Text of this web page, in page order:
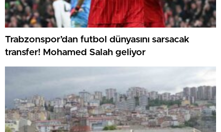
Trabzonspor’dan futbol dünyasını sarsacak
transfer! Mohamed Salah geliyor